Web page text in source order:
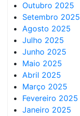
Outubro 2025
Setembro 2025
Agosto 2025
Julho 2025
Junho 2025
Maio 2025
Abril 2025
Março 2025
Fevereiro 2025
Janeiro 2025